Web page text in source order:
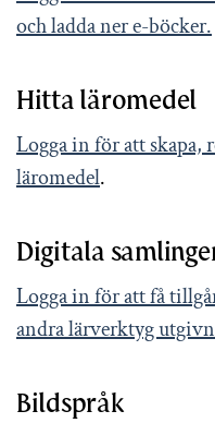
och ladda ner e-böcker.
Hitta läromedel
Logga in för att skapa,
läromedel.
Digitala
Logga in för att få
andra lärverktyg
Bildspråk